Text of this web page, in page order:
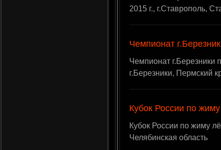
2015 г., г.Ставрополь,
Чемпионат
Чемпионат г.Березники
г.Березники, Пермский
Кубок России по
Кубок России по жиму
Челябинская область